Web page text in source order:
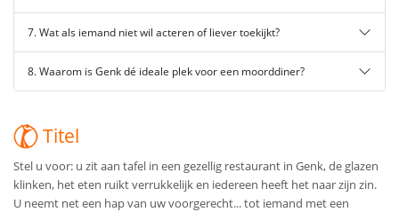
7. Wat als iemand niet wil acteren of liever toekijkt?
8. Waarom is Genk dé ideale plek voor een moorddiner?
Titel
Stel u voor: u zit aan tafel in een gezellig restaurant in Genk, de glazen
klinken, het eten ruikt verrukkelijk en iedereen heeft het naar zijn zin.
U neemt net een hap van uw voorgerecht... tot iemand met een